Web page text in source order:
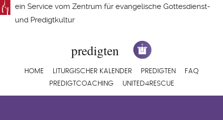
Direkt
zum
ein Service vom Zentrum für evangelische Gottesdienst-
und Predigtkultur
Hauptnavigation
HOME LITURGISCHER KALENDER PREDIGTEN
FAQ
PREDIGTCOACHING
UNITED4RESCUE